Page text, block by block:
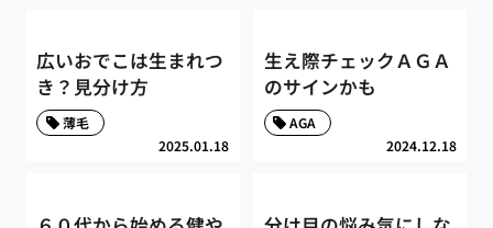
広いおでこは生まれつ
き？見分け方
2025.01.18
薄毛
生え際チェックＡＧＡ
のサインかも
2024.12.18
AGA